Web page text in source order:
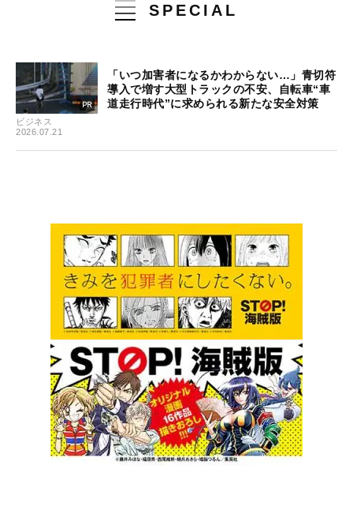
SPECIAL
ビジネス
2026.07.21
「いつ加害者になるかわからない…」青切符
導入で増す大型トラックの不安、自転車“車
道走行時代”に求められる新たな安全対策